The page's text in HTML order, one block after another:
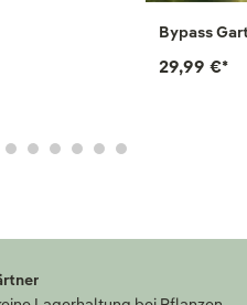
Bypass
29,99 €*